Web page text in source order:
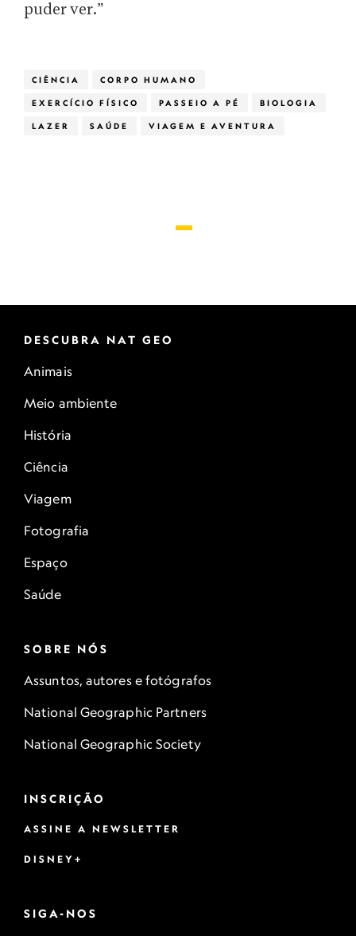
puder ver.”
CIÊNCIA CORPO HUMANO
EXERCÍCIO FÍSICO PASSEIO A PÉ BIOLOGIA
LAZER SAÚDE VIAGEM E AVENTURA
DESCUBRA NAT GEO
Animais
Meio ambiente
História
Ciência
Viagem
Fotografia
Espaço
Saúde
SOBRE NÓS
Assuntos, autores e fotógrafos
National Geographic Partners
National Geographic Society
INSCRIÇÃO
ASSINE A NEWSLETTER
DISNEY+
SIGA-NOS